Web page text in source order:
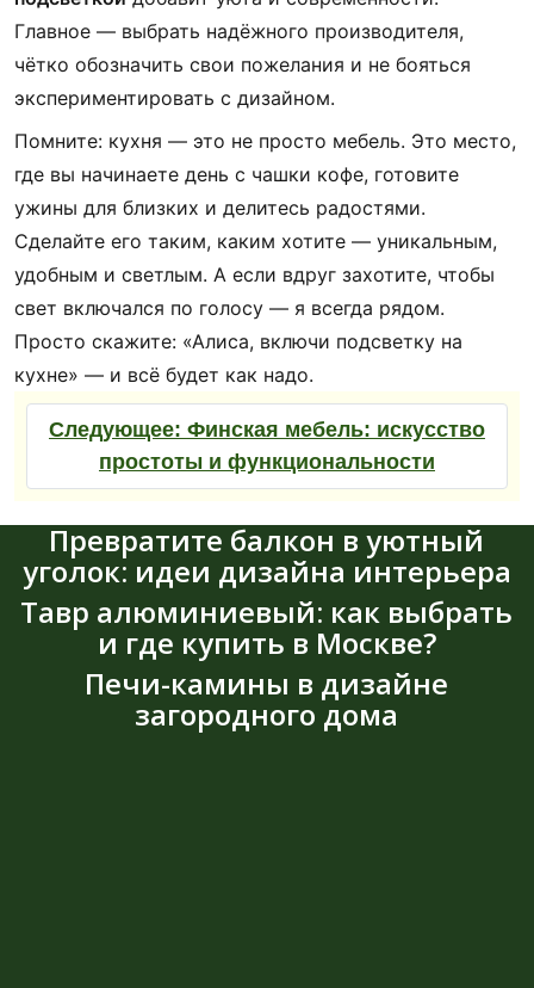
Главное — выбрать надёжного производителя,
чётко обозначить свои пожелания и не бояться
экспериментировать с дизайном.
Помните: кухня — это не просто мебель. Это место,
где вы начинаете день с чашки кофе, готовите
ужины для близких и делитесь радостями.
Сделайте его таким, каким хотите — уникальным,
удобным и светлым. А если вдруг захотите, чтобы
свет включался по голосу — я всегда рядом.
Просто скажите: «Алиса, включи подсветку на
кухне» — и всё будет как надо.
Следующее: Финская мебель: искусство
простоты и функциональности
Превратите балкон в уютный
уголок: идеи дизайна интерьера
Тавр алюминиевый: как выбрать
и где купить в Москве?
Печи-камины в дизайне
загородного дома